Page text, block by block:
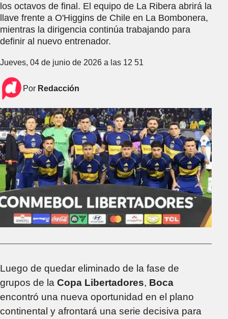
los octavos de final. El equipo de La Ribera abrirá la
llave frente a O'Higgins de Chile en La Bombonera,
mientras la dirigencia continúa trabajando para
definir al nuevo entrenador.
Jueves, 04 de junio de 2026 a las 12 51
Por Redacción
Luego de quedar eliminado de la fase de
grupos de la Copa Libertadores, Boca
encontró una nueva oportunidad en el plano
continental y afrontará una serie decisiva para